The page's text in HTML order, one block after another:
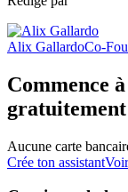
Alix GallardoCo-
Commence
gratuitement
Aucune carte
Crée ton assistant